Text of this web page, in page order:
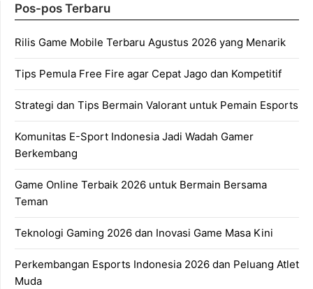
Pos-pos Terbaru
Rilis Game Mobile Terbaru Agustus 2026 yang Menarik
Tips Pemula Free Fire agar Cepat Jago dan Kompetitif
Strategi dan Tips Bermain Valorant untuk Pemain Esports
Komunitas E-Sport Indonesia Jadi Wadah Gamer
Berkembang
Game Online Terbaik 2026 untuk Bermain Bersama
Teman
Teknologi Gaming 2026 dan Inovasi Game Masa Kini
Perkembangan Esports Indonesia 2026 dan Peluang Atlet
Muda